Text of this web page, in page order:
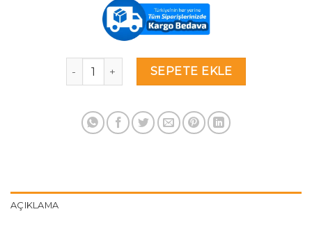
Castrol Edge 5W-30 LL DPF 4 Litre 2022
SEPETE EKLE
AÇIKLAMA